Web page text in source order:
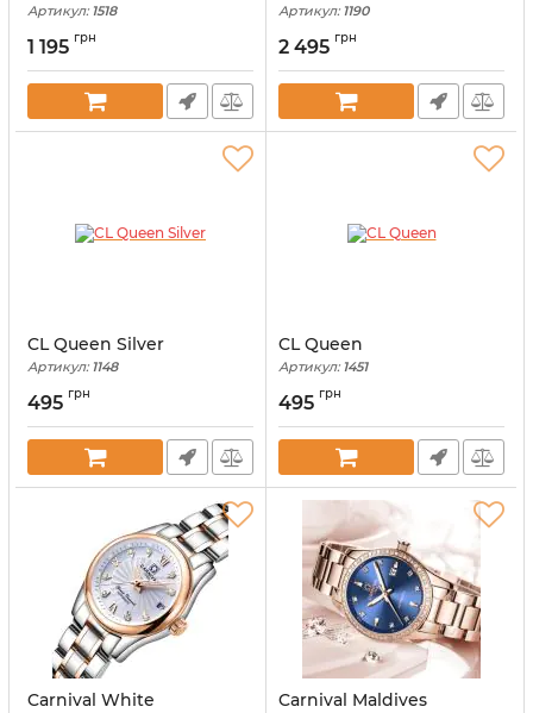
Артикул:1518
1 195 грн
Артикул:1190
2 495 грн
CL Queen Silver
Артикул:1148
495 грн
CL Queen
Артикул:1451
495 грн
Carnival White Carnival Maldives